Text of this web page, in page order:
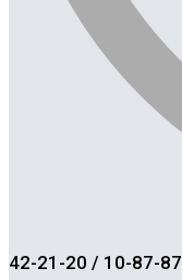
42-21-20 / 10-87-87